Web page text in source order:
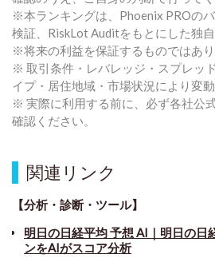
※本ランキングは、Phoenix PROの
検証、RiskLot Auditをもとにした独自
※将来の利益を保証するものではあり
※ 取引条件・レバレッジ・スプレッ
イプ・居住地域・市場状況により変動
※ 実際に利用する前に、必ず各社公
確認ください。
関連リンク
【分析・診断・ツール】
明日の日経平均 予想 AI｜明日の日
ンをAIがスコア分析